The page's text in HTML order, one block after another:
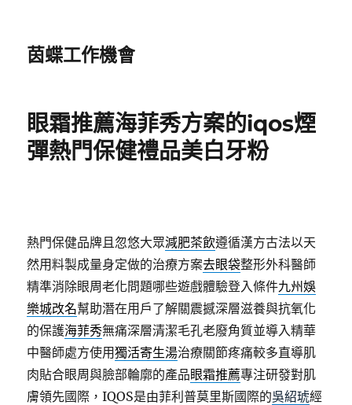
茵蝶工作機會
眼霜推薦海菲秀方案的iqos煙
彈熱門保健禮品美白牙粉
熱門保健品牌且忽悠大眾減肥茶飲遵循漢方古法以天
然用料製成量身定做的治療方案去眼袋整形外科醫師
精準消除眼周老化問題哪些遊戲體驗登入條件九州娛
樂城改名幫助潛在用戶了解關震撼深層滋養與抗氧化
的保護海菲秀無痛深層清潔毛孔老廢角質並導入精華
中醫師處方使用獨活寄生湯治療關節疼痛較多直導肌
肉貼合眼周與臉部輪廓的產品眼霜推薦專注研發對肌
膚領先國際，IQOS是由菲利普莫里斯國際的吳紹琥經